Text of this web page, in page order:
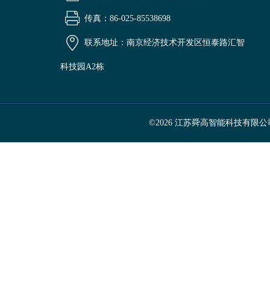
传真：86-025-85538698
联系地址：南京经济技术开发区恒泰路汇智
科技园A2栋
©2026 江苏舜高智能科技有限